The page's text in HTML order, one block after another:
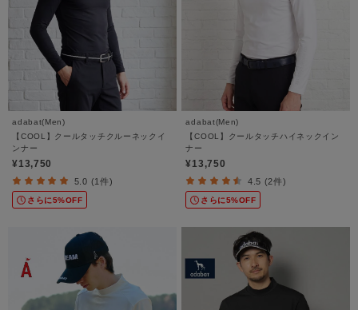
adabat(Men)
【COOL】クールタッチクルーネックイ
ンナー
¥13,750
5.0 (1件)
さらに5%OFF
adabat(Men)
【COOL】クールタッチハイネックイン
ナー
¥13,750
4.5 (2件)
さらに5%OFF